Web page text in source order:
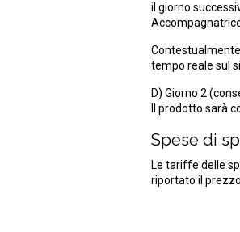
il giorno
tempo reale sul
D) Giorno 2
Il prodotto sarà
Spese di
Le tariffe delle
riportato il